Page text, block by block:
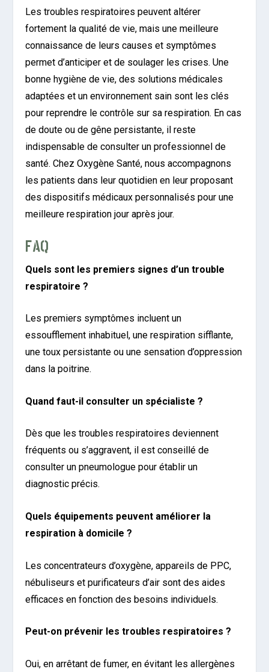
Les troubles respiratoires peuvent altérer
fortement la qualité de vie, mais une meilleure
connaissance de leurs causes et symptômes
permet d’anticiper et de soulager les crises. Une
bonne hygiène de vie, des solutions médicales
adaptées et un environnement sain sont les clés
pour reprendre le contrôle sur sa respiration. En cas
de doute ou de gêne persistante, il reste
indispensable de consulter un professionnel de
santé. Chez Oxygène Santé, nous accompagnons
les patients dans leur quotidien en leur proposant
des dispositifs médicaux personnalisés pour une
meilleure respiration jour après jour.
FAQ
Quels sont les premiers signes d’un trouble
respiratoire ?
Les premiers symptômes incluent un
essoufflement inhabituel, une respiration sifflante,
une toux persistante ou une sensation d’oppression
dans la poitrine.
Quand faut-il consulter un spécialiste ?
Dès que les troubles respiratoires deviennent
fréquents ou s’aggravent, il est conseillé de
consulter un pneumologue pour établir un
diagnostic précis.
Quels équipements peuvent améliorer la
respiration à domicile ?
Les concentrateurs d’oxygène, appareils de PPC,
nébuliseurs et purificateurs d’air sont des aides
efficaces en fonction des besoins individuels.
Peut-on prévenir les troubles respiratoires ?
Oui, en arrêtant de fumer, en évitant les allergènes